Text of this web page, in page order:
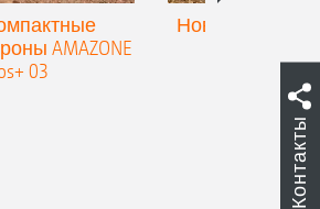
AMAZONE
03
Новый
Контакты